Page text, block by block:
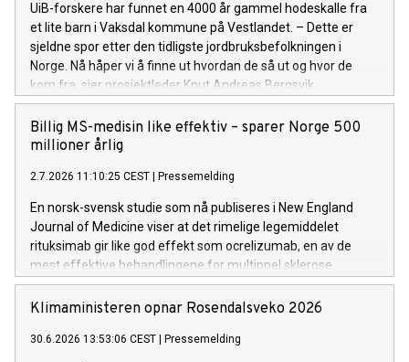
UiB-forskere har funnet en 4000 år gammel hodeskalle fra
et lite barn i Vaksdal kommune på Vestlandet. – Dette er
sjeldne spor etter den tidligste jordbruksbefolkningen i
Norge. Nå håper vi å finne ut hvordan de så ut og hvor de
kom fra, sier prosjektleder Knut Andreas Bergsvik.
Billig MS-medisin like effektiv – sparer Norge 500
millioner årlig
2.7.2026 11:10:25 CEST Pressemelding
En norsk-svensk studie som nå publiseres i New England
Journal of Medicine viser at det rimelige legemiddelet
rituksimab gir like god effekt som ocrelizumab, en av de
mest effektive behandlingene for multippel sklerose.
Samtidig sparer bruk av rituksimab det norske helsevesenet
rundt 500 millioner kroner hvert år.
Klimaministeren opnar Rosendalsveko 2026
30.6.2026 13:53:06 CEST Pressemelding